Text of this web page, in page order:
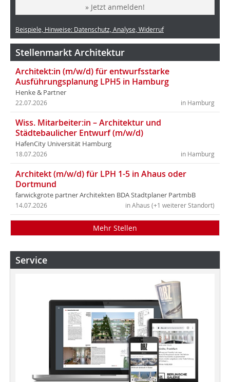
» Jetzt anmelden!
Beispiele, Hinweise: Datenschutz, Analyse, Widerruf
Stellenmarkt Architektur
Architekt:in (m/w/d) für entwurfsstarke
Ausführungsplanung LPH5 in Hamburg
Henke & Partner
in Hamburg
22.07.2026
Wiss. Mitarbeiter:in – Architektur und
Städtebaulicher Entwurf (m/w/d)
HafenCity Universität Hamburg
in Hamburg
18.07.2026
Architekt (m/w/d) für LPH 1-5 in Ahaus oder
Dortmund
farwickgrote partner Architekten BDA Stadtplaner PartmbB
in Ahaus (+1 weiterer Standort)
14.07.2026
Mehr Stellen
Service